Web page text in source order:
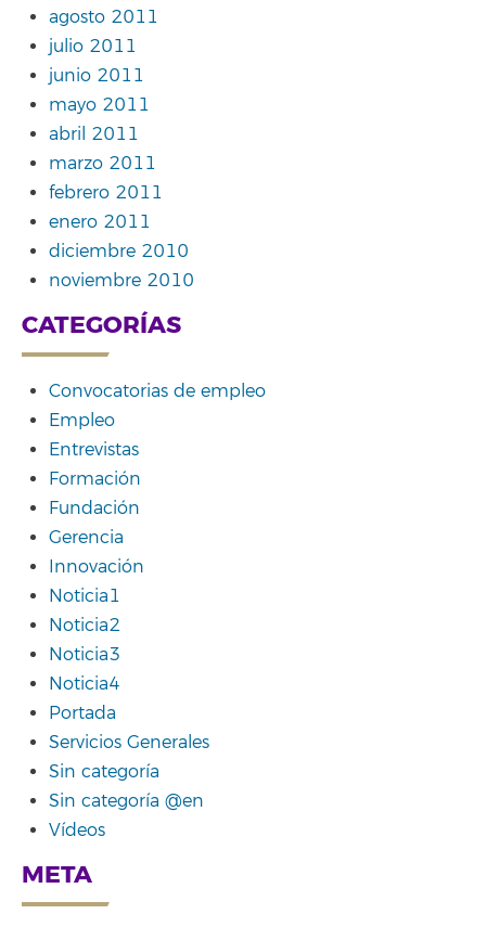
agosto 2011
julio 2011
junio 2011
mayo 2011
abril 2011
marzo 2011
febrero 2011
enero 2011
diciembre 2010
noviembre 2010
CATEGORÍAS
Convocatorias de empleo
Empleo
Entrevistas
Formación
Fundación
Gerencia
Innovación
Noticia1
Noticia2
Noticia3
Noticia4
Portada
Servicios Generales
Sin categoría
Sin categoría @en
Vídeos
META